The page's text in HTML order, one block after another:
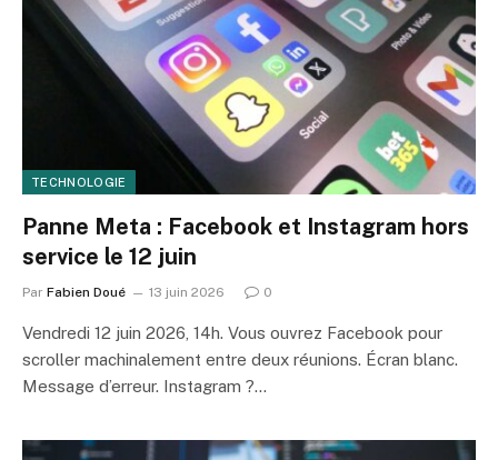
TECHNOLOGIE
Panne Meta : Facebook et Instagram hors
service le 12 juin
Par Fabien Doué 13 juin 2026 0
Vendredi 12 juin 2026, 14h. Vous ouvrez Facebook pour
scroller machinalement entre deux réunions. Écran blanc.
Message d’erreur. Instagram ?…